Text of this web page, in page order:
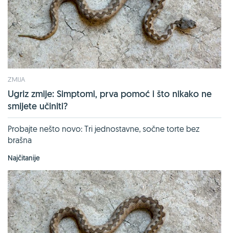
ZMIJA
Ugriz zmije: Simptomi, prva pomoć i što nikako ne
smijete učiniti?
Probajte nešto novo: Tri jednostavne, sočne torte bez
brašna
Najčitanije